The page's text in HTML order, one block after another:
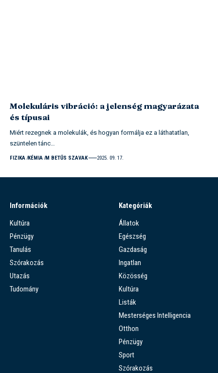
Molekuláris vibráció: a jelenség magyarázata
és típusai
Miért rezegnek a molekulák, és hogyan formálja ez a láthatatlan,
szüntelen tánc…
FIZIKA KÉMIA M BETŰS SZAVAK 2025. 09. 17.
Információk
Kultúra
Pénzügy
Tanulás
Szórakozás
Utazás
Tudomány
Kategóriák
Állatok
Egészség
Gazdaság
Ingatlan
Közösség
Kultúra
Listák
Mesterséges Intelligencia
Otthon
Pénzügy
Sport
Szórakozás